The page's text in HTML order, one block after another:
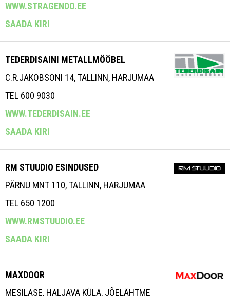
WWW.STRAGENDO.EE
SAADA KIRI
TEDERDISAINI METALLMÖÖBEL
C.R.JAKOBSONI 14, TALLINN, HARJUMAA
TEL 600 9030
WWW.TEDERDISAIN.EE
SAADA KIRI
RM STUUDIO ESINDUSED
PÄRNU MNT 110, TALLINN, HARJUMAA
TEL 650 1200
WWW.RMSTUUDIO.EE
SAADA KIRI
MAXDOOR
MESILASE, HALJAVA KÜLA, JÕELÄHTME